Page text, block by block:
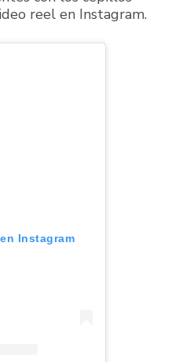
reel en Instagram.
Instagram